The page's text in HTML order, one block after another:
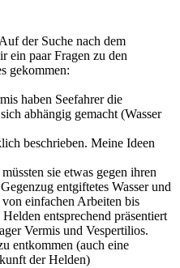
der Suche nach dem
ein paar Fragen zu den
gekommen:
haben Seefahrer die
abhängig gemacht (Wasser
beschrieben. Meine Ideen
sie etwas gegen ihren
entgiftetes Wasser und
einfachen Arbeiten bis
entsprechend präsentiert
Vermis und Vespertilios.
entkommen (auch eine
der Helden)